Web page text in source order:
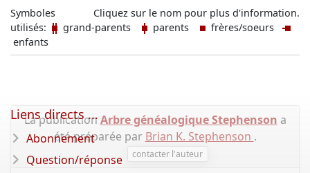
Cliquez sur le nom pour plus d'information.
Symboles
utilisés:
grand-parents parents
frères/soeurs
enfants
La publicationArbre généalogique Stephenson a
été préparée par Brian K. Stephenson .
contacter l'auteur
Liens directs ...
Abonnement
Question/réponse